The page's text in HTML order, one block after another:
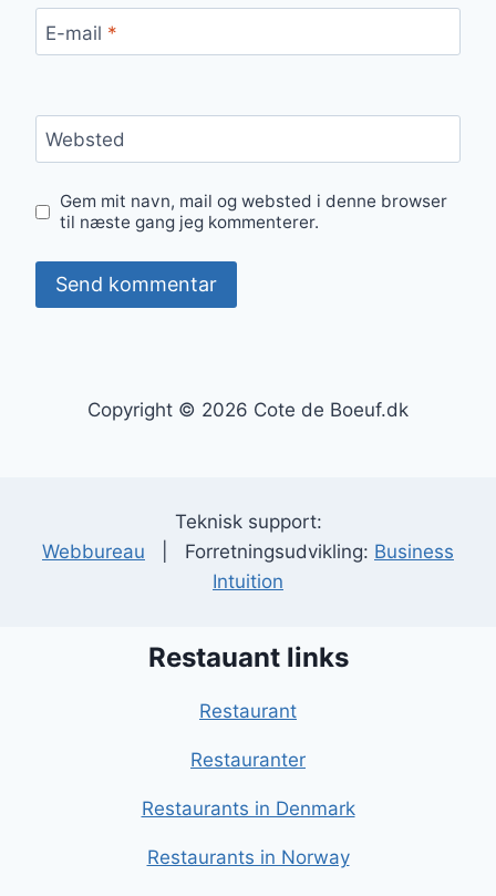
E-mail *
Websted
Gem mit navn, mail og websted i denne browser
til næste gang jeg kommenterer.
Copyright © 2026 Cote de Boeuf.dk
Teknisk support:
Webbureau | Forretningsudvikling: Business
Intuition
Restauant links
Restaurant
Restauranter
Restaurants in Denmark
Restaurants in Norway